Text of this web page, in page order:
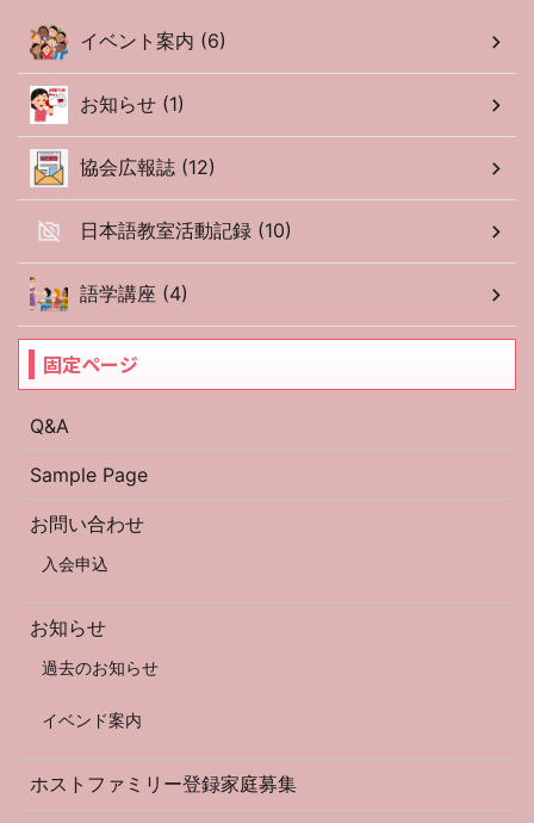
イベント案内 (6)
お知らせ (1)
協会広報誌 (12)
日本語教室活動記録 (10)
語学講座 (4)
固定ページ
Q&A
Sample Page
お問い合わせ
入会申込
お知らせ
過去のお知らせ
イベンド案内
ホストファミリー登録家庭募集